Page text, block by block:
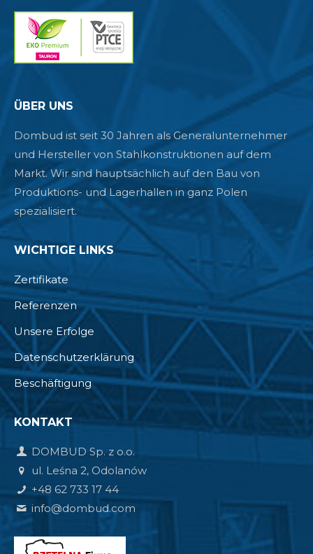
ÜBER UNS
Dombud ist seit 30 Jahren als Generalunternehmer
und Hersteller von Stahlkonstruktionen auf dem
Markt. Wir sind hauptsächlich auf den Bau von
Produktions- und Lagerhallen in ganz Polen
spezialisiert.
WICHTIGE LINKS
Zertifikate
Referenzen
Unsere Erfolge
Datenschutzerklärung
Beschäftigung
KONTAKT
DOMBUD Sp. z o.o.
ul. Leśna 2, Odolanów
+48 62 733 17 44
info@dombud.com